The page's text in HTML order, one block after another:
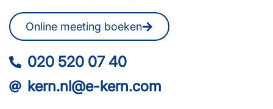
Online meeting boeken
020 520 07 40
kern.nl@e-kern.com